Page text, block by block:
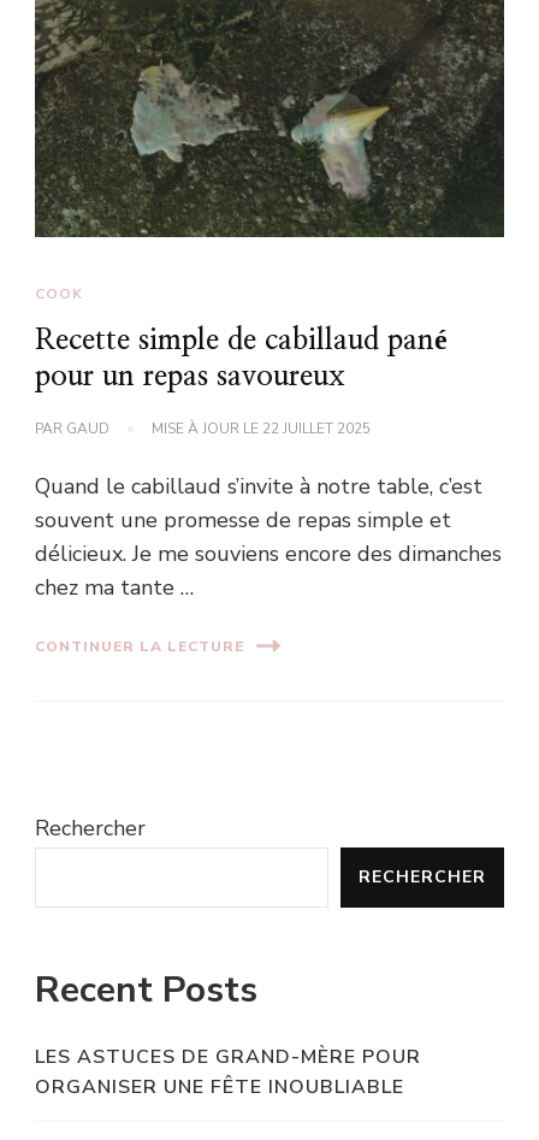
COOK
Recette simple de cabillaud pané
pour un repas savoureux
PAR GAUD MISE À JOUR LE 22 JUILLET 2025
Quand le cabillaud s’invite à notre table, c’est
souvent une promesse de repas simple et
délicieux. Je me souviens encore des dimanches
chez ma tante …
CONTINUER LA LECTURE
Rechercher
RECHERCHER
Recent Posts
LES ASTUCES DE GRAND-MÈRE POUR
ORGANISER UNE FÊTE INOUBLIABLE